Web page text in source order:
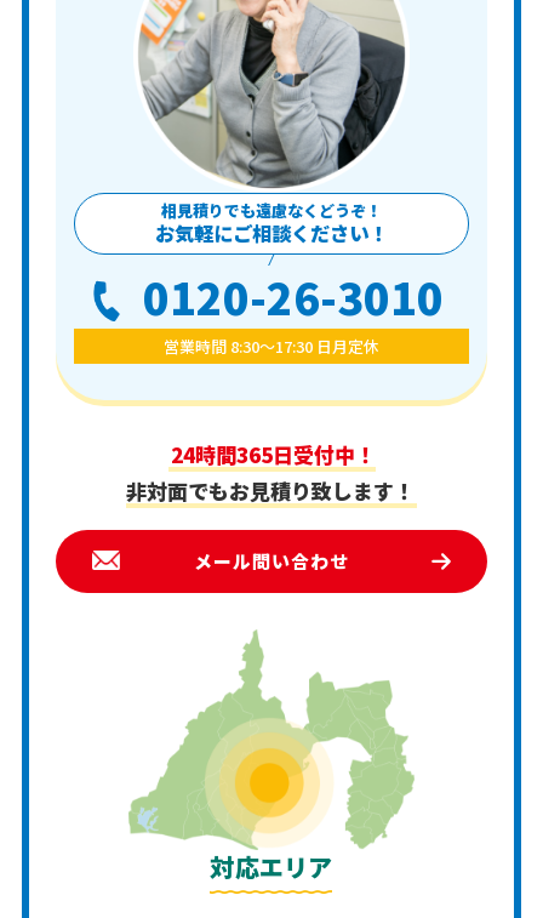
相見積りでも遠慮なくどうぞ！
お気軽にご相談ください！
0120-26-3010
営業時間 8:30〜17:30 日月定休
24時間365日受付中！
非対面でもお見積り致します！
メール問い合わせ
対応エリア